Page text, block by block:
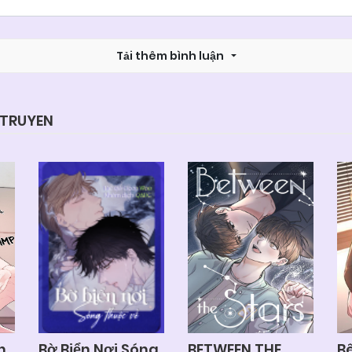
Chapter 30
Chapter 26 05/06/2025
Chapter 24 05/06/2025
Chapter 22 05/06/2025
Chapter 21 05/06/2025
Tải thêm bình luận